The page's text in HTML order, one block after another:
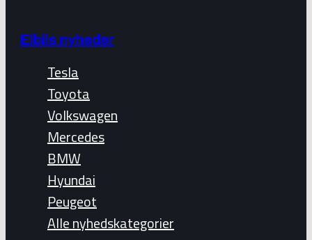
Elbils nyheder
Tesla
Toyota
Volkswagen
Mercedes
BMW
Hyundai
Peugeot
Alle nyhedskategorier